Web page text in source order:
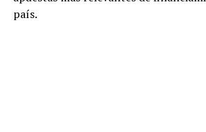
país.